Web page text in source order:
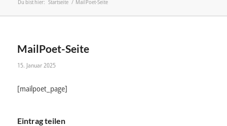
Du bist hier: Startseite / MailPoet-Seite
MailPoet-Seite
15. Januar 2025
[mailpoet_page]
Eintrag teilen